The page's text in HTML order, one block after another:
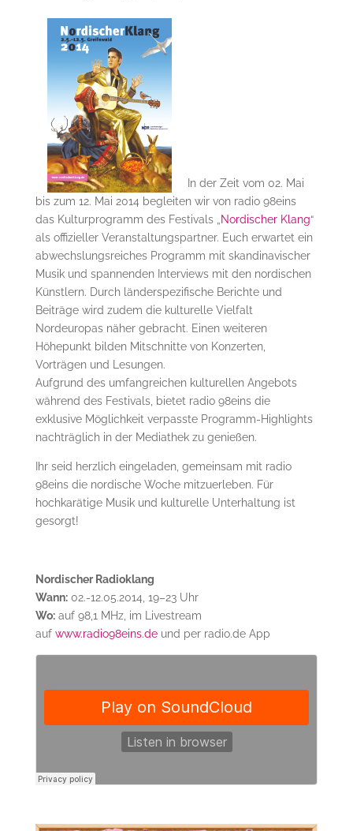
In der Zeit vom 02. Mai
bis zum 12. Mai 2014 begleiten wir von radio 98eins
das Kulturprogramm des Festivals „Nordischer Klang“
als offizieller Veranstaltungspartner. Euch erwartet ein
abwechslungsreiches Programm mit skandinavischer
Musik und spannenden Interviews mit den nordischen
Künstlern. Durch länderspezifische Berichte und
Beiträge wird zudem die kulturelle Vielfalt
Nordeuropas näher gebracht. Einen weiteren
Höhepunkt bilden Mitschnitte von Konzerten,
Vorträgen und Lesungen.
Aufgrund des umfangreichen kulturellen Angebots
während des Festivals, bietet radio 98eins die
exklusive Möglichkeit verpasste Programm-Highlights
nachträglich in der Mediathek zu genießen.
Ihr seid herzlich eingeladen, gemeinsam mit radio
98eins die nordische Woche mitzuerleben. Für
hochkarätige Musik und kulturelle Unterhaltung ist
gesorgt!
Nordischer Radioklang
Wann:02.-12.05.2014, 19–23 Uhr
Wo:auf 98,1 MHz, im Livestream
auf www.radio98eins.deund per radio.de App